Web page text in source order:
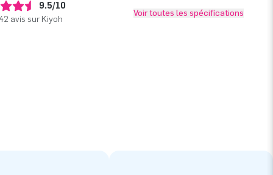
9.5/10
avis sur Kiyoh
Voir toutes les spécifications